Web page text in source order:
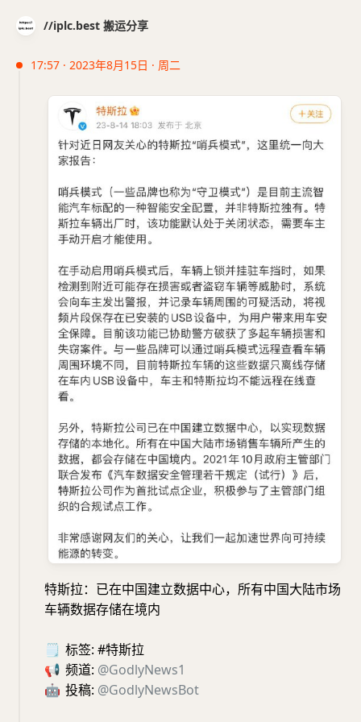
//iplc.best 搬运分享
17:57 · 2023年8月15日 · 周二
特斯拉：已在中国建立数据中心，所有中国大陆市场
车辆数据存储在境内
🗒 标签: #特斯拉
📢 频道: @GodlyNews1
🤖 投稿: @GodlyNewsBot